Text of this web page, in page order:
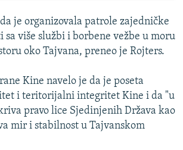
je organizovala patrole zajedničke
sa više službi i borbene vežbe u moru
oko Tajvana, preneo je Rojters.
Kine navelo je da je poseta
i teritorijalni integritet Kine i da "u
pravo lice Sjedinjenih Država kao
mir i stabilnost u Tajvanskom